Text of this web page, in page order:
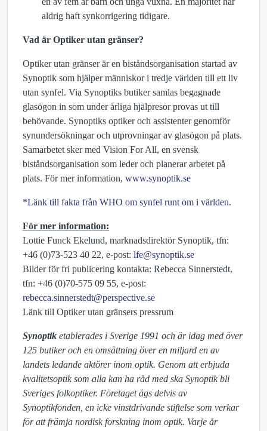
aldrig haft synkorrigering tidigare.
Vad är Optiker utan gränser?
Optiker utan gränser är en biståndsorganisation startad av
Synoptik som hjälper människor i tredje världen till ett liv
utan synfel. Via Synoptiks butiker samlas begagnade
glasögon in som under årliga hjälpresor provas ut till
behövande. Synoptiks optiker och assistenter genomför
synundersökningar och utprovningar av glasögon på plats.
Samarbetet sker med Vision For All, en svensk
biståndsorganisation som leder och planerar arbetet på
plats. För mer information, www.synoptik.se
*Länk till fakta från WHO om synfel runt om i världen.
För mer information:
Lottie Funck Ekelund, marknadsdirektör Synoptik, tfn:
+46 (0)73-523 40 22, e-post: lfe@synoptik.se
Bilder för fri publicering kontakta: Rebecca Sinnerstedt,
tfn: +46 (0)70-575 09 55, e-post:
rebecca.sinnerstedt@perspective.se
Länk till Optiker utan gränsers pressrum
Synoptik etablerades i Sverige 1991 och är idag med över
125 butiker och en omsättning över en miljard en av
landets ledande aktörer inom optik. Genom att erbjuda
kvalitetsoptik som alla kan ha råd med ska Synoptik bli
Sveriges folkoptiker. Företaget ägs delvis av
Synoptikfonden, en icke vinstdrivande stiftelse som verkar
för att främja nordisk forskning inom optik. Varje år